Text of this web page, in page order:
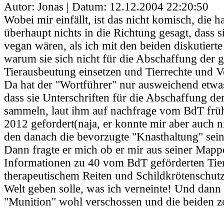
Autor: Jonas | Datum: 12.12.2004 22:20:50
Wobei mir einfällt, ist das nicht komisch, die
überhaupt nichts in die Richtung gesagt, dass
vegan wären, als ich mit den beiden
warum sie sich nicht für die Abschaffung der
Tierausbeutung einsetzen und Tierrechte und
Da hat der "Wortführer" nur ausweichend
dass sie Unterschriften für die Abschaffung
sammeln, laut ihm auf nachfrage vom BdT
2012 gefordert(naja, er konnte mir aber auch
den danach die bevorzugte "Knasthaltung"
Dann fragte er mich ob er mir aus seiner
Informationen zu 40 vom BdT geförderten
therapeutischem Reiten und
Welt geben solle, was ich verneinte! Und dann
"Munition" wohl verschossen und die beiden